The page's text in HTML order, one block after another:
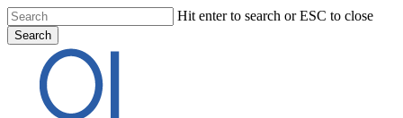
Skip
to
main
content
Hit enter to search or ESC to close
Search
Search